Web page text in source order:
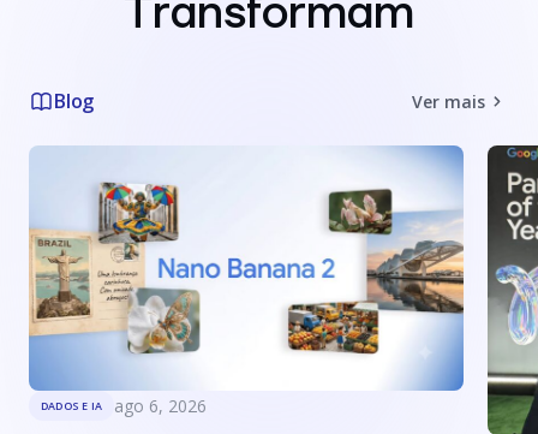
Transformam
Blog Ver mais
DADOS E IA ago 6, 2026